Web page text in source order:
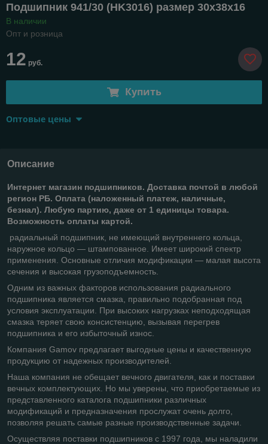
Подшипник 941/30 (HK3016) размер 30х38х16
В наличии
Опт и розница
12 руб.
Купить
Оптовые цены
Описание
Интернет магазин подшипников. Доставка почтой в любой
регион РБ. Оплата (наложенный платеж, наличные,
безнал). Любую партию, даже от 1 единицы товара.
Возможность оплаты картой.
радиальный подшипник, не имеющий внутреннего кольца,
наружное кольцо — штампованное. Имеет широкий спектр
применения. Основные отличия модификации — малая высота
сечения и высокая грузоподъемность.
Одним из важных факторов использования радиального
подшипника является смазка, правильно подобранная под
условия эксплуатации. При высоких нагрузках неподходящая
смазка теряет свою консистенцию, вызывая перегрев
подшипника и его избыточный износ.
Компания Gamov предлагает выгодные цены и качественную
продукцию от надежных производителей.
Наша компания не обещает вечного двигателя, как и поставки
вечных комплектующих. Но мы уверены, что приобретаемые из
представленного каталога подшипники различных
модификаций и предназначения прослужат очень долго,
позволяя решать самые разные производственные задачи.
Осуществляя поставки подшипников с 1997 года, мы наладили